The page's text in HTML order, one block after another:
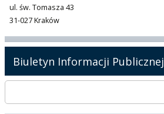
ul. św. Tomasza 43
31-027 Kraków
Biuletyn Informacji Publicznej